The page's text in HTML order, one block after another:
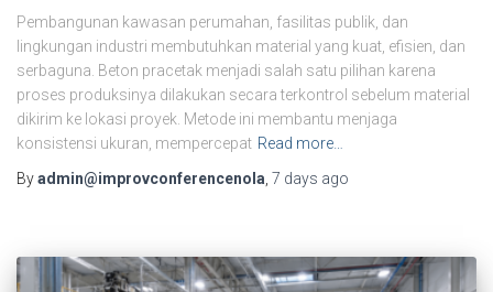
Pembangunan kawasan perumahan, fasilitas publik, dan
lingkungan industri membutuhkan material yang kuat, efisien, dan
serbaguna. Beton pracetak menjadi salah satu pilihan karena
proses produksinya dilakukan secara terkontrol sebelum material
dikirim ke lokasi proyek. Metode ini membantu menjaga
konsistensi ukuran, mempercepat Read more…
Byadmin@improvconferencenola, 7 days ago